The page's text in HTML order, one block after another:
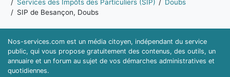
Services des Impôts des Particuliers (SIP)
Doubs
SIP de Besançon, Doubs
Nos-services.com est un média citoyen, indépendant du service
public, qui vous propose gratuitement des contenus, des outils, un
annuaire et un forum au sujet de vos démarches administratives et
quotidiennes.